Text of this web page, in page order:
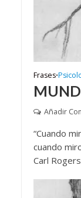
Frases•
Añadir
“Cuando
cuando
Carl